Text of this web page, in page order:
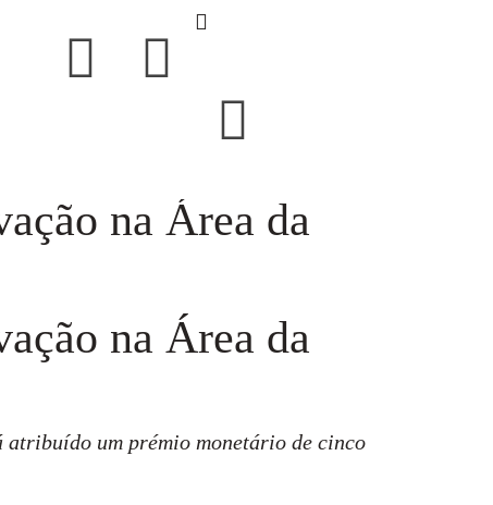
na Área da
na Área da
atribuído um prémio monetário de cinco